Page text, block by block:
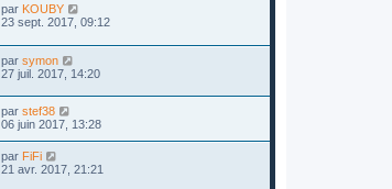
par KOUBY
23 sept. 2017, 09:12
par symon
27 juil. 2017, 14:20
par stef38
06 juin 2017, 13:28
par FiFi
21 avr. 2017, 21:21